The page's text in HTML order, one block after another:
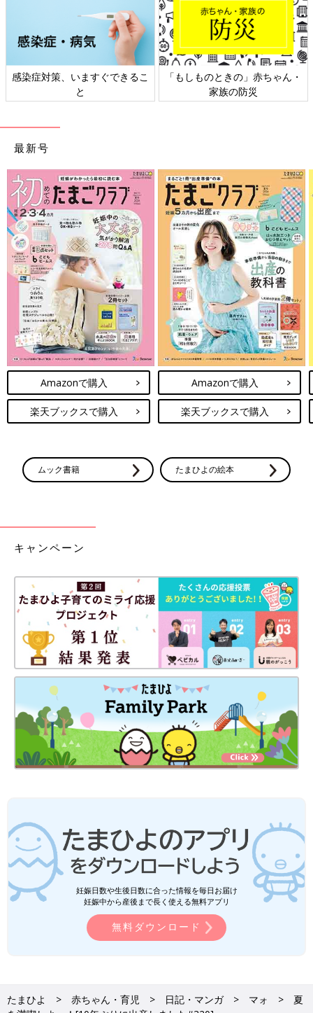
日本外来小児科学会リーフレッ
ト検討会
六星占術 細木かおりさんの人生
相談
最新号
Amazonで購入
楽天ブックスで購入
Amazonで購入
楽天ブックスで購入
ムック書籍 たまひよの絵本
キャンペーン
妊娠日数や生後日数に合った情報を毎日お届け
妊娠中から産後まで長く使える無料アプリ
無料ダウンロード
たまひよ 赤ちゃん・育児 日記・マンガ マォ
夏